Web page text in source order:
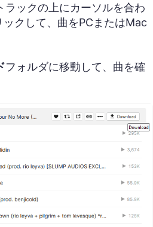
ラックの上にカーソルを合わ
ックして、曲をPCまたはMac
フォルダに移動して、曲を確